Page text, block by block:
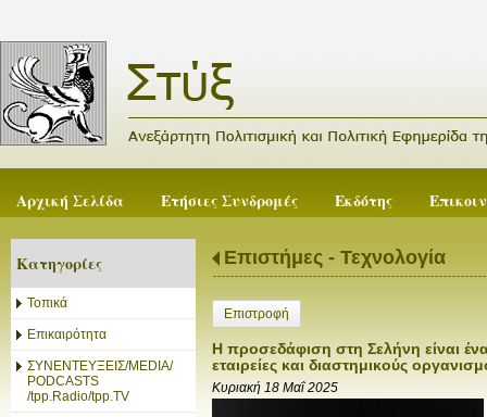
Αρχική Σελίδα Ετήσιες Συνδρομές Εκδότης
Κατηγορίες
Τοπικά
Επικαιρότητα
ΣΥΝΕΝΤΕΥΞΕΙΣ/MEDIA/
PODCASTS
/tpp.Radio/tpp.TV
Επιστήμες - Τεχνολογία
Επιστροφή
Η προσεδάφιση στη Σελήνη είναι
εταιρείες και διαστημικούς
Κυριακή 18 Μαΐ 2025